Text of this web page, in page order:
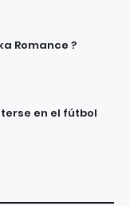
Romance ?
en el fútbol